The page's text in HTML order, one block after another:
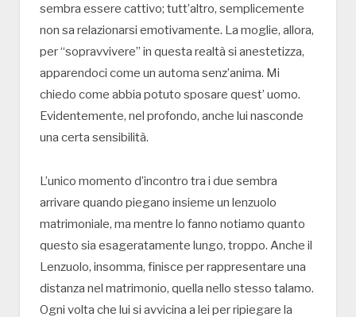
sembra essere cattivo; tutt’altro, semplicemente
non sa relazionarsi emotivamente. La moglie, allora,
per “sopravvivere” in questa realtà si anestetizza,
apparendoci come un automa senz’anima. Mi
chiedo come abbia potuto sposare quest’ uomo.
Evidentemente, nel profondo, anche lui nasconde
una certa sensibilità.
L’unico momento d’incontro tra i due sembra
arrivare quando piegano insieme un lenzuolo
matrimoniale, ma mentre lo fanno notiamo quanto
questo sia esageratamente lungo, troppo. Anche il
Lenzuolo, insomma, finisce per rappresentare una
distanza nel matrimonio, quella nello stesso talamo.
Ogni volta che lui si avvicina a lei per ripiegare la